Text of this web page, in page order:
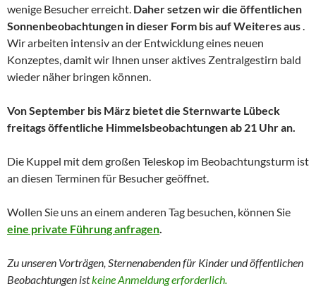
wenige Besucher erreicht. Daher setzen wir die öffentlichen
Sonnenbeobachtungen in dieser Form bis auf Weiteres aus.
Wir arbeiten intensiv an der Entwicklung eines neuen
Konzeptes, damit wir Ihnen unser aktives Zentralgestirn bald
wieder näher bringen können.
Von September bis März bietet die Sternwarte Lübeck
freitags öffentliche Himmelsbeobachtungen ab 21 Uhr an.
Die Kuppel mit dem großen Teleskop im Beobachtungsturm ist
an diesen Terminen für Besucher geöffnet.
Wollen Sie uns an einem anderen Tag besuchen, können Sie
eine private Führung anfragen.
Zu unseren Vorträgen, Sternenabenden für Kinder undöffentlichen
Beobachtungen istkeine Anmeldung erforderlich.